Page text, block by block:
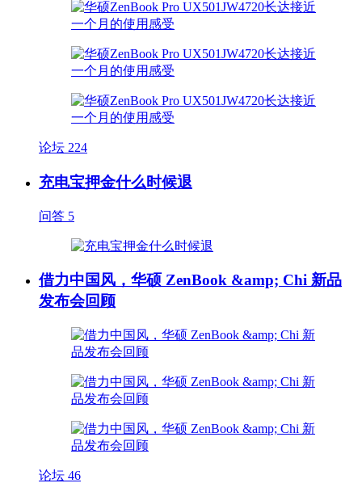
论坛 224
充电宝押金什么时候退
问答 5
借力中国风，华硕 ZenBook &amp; Chi 新品
发布会回顾
论坛 46